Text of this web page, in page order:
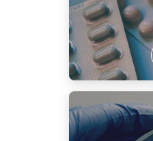
chemisch
atmosfeer